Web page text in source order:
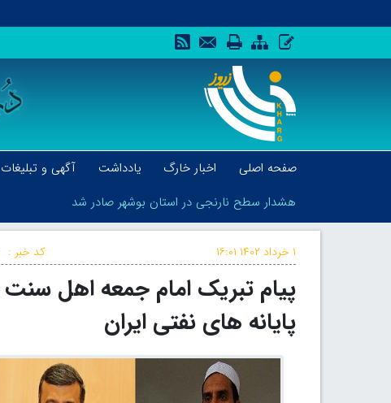
صفحه اصلی اخبار خارگ یادداشت آگهی و تبلیغات
هشدار سطح نارنجی در استان بوشهر صادر شد
هشدار سطح نارنجی در استان بوشهر صادر شد
کد خبر : ۱ خرداد ۱۴۰۲ ۱۶:۰۱
پیام تبریک امام جمعه اهل
پایانه های نفتی ایران